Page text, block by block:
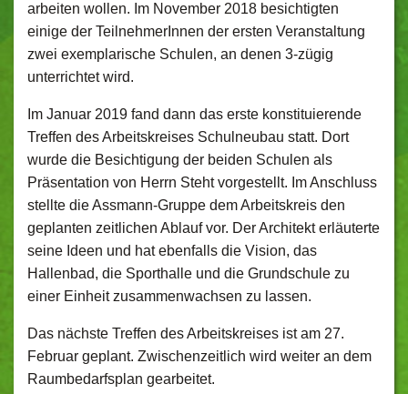
arbeiten wollen. Im November 2018 besichtigten
einige der TeilnehmerInnen der ersten Veranstaltung
zwei exemplarische Schulen, an denen 3-zügig
unterrichtet wird.
Im Januar 2019 fand dann das erste konstituierende
Treffen des Arbeitskreises Schulneubau statt. Dort
wurde die Besichtigung der beiden Schulen als
Präsentation von Herrn Steht vorgestellt. Im Anschluss
stellte die Assmann-Gruppe dem Arbeitskreis den
geplanten zeitlichen Ablauf vor. Der Architekt erläuterte
seine Ideen und hat ebenfalls die Vision, das
Hallenbad, die Sporthalle und die Grundschule zu
einer Einheit zusammenwachsen zu lassen.
Das nächste Treffen des Arbeitskreises ist am 27.
Februar geplant. Zwischenzeitlich wird weiter an dem
Raumbedarfsplan gearbeitet.